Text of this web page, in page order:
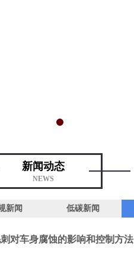
新闻动态
NEWS
新闻 低碳新闻
对车身腐蚀的影响和控制方法